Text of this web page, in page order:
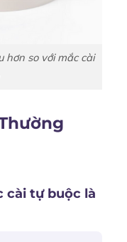
hơn so với mắc cài
cài tự buộc là